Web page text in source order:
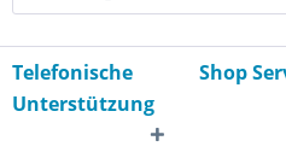
Telefonische
Unterstützung
Shop